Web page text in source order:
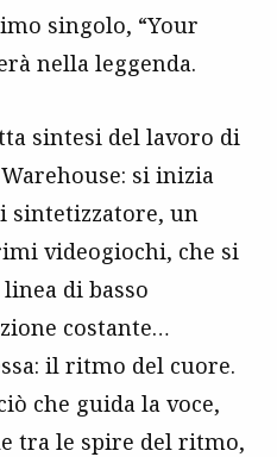
singolo, “Your
nella leggenda.
sintesi del lavoro di
si inizia
sintetizzatore, un
videogiochi, che si
di basso
costante…
il ritmo del cuore.
che guida la voce,
tra le spire del ritmo,